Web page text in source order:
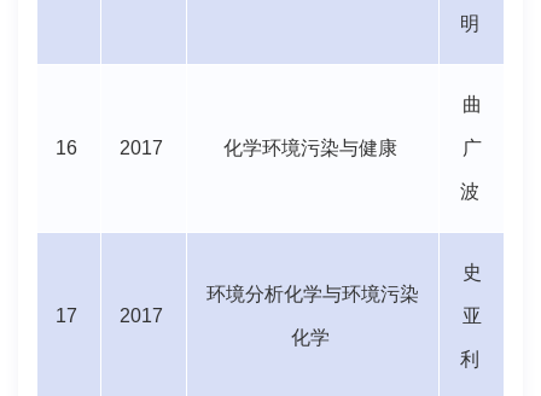
明
16 2017 化学环境污染与健康
曲
广
波
17 2017
环境分析化学与环境污染
化学
史
亚
利